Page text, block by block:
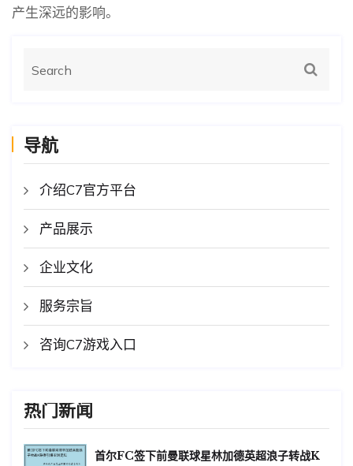
产生深远的影响。
导航
介绍C7官方平台
产品展示
企业文化
服务宗旨
咨询C7游戏入口
热门新闻
首尔FC签下前曼联球星林加德英超浪子转战K